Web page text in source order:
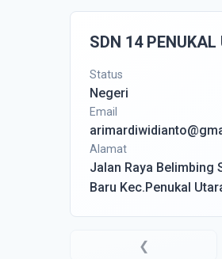
SDN 14 PENUKAL
Status
Negeri
Email
Alamat
Jalan Raya Belimbing
Baru Kec.Penukal
❮